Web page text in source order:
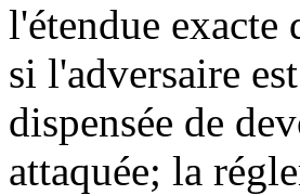
l'étendue exacte
si l'adversaire
dispensée de
attaquée; la